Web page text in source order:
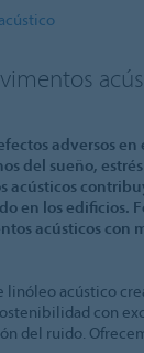
adversos en
del sueño,
acústicos
en los edificios.
acústicos con
linóleo acústico
con
del ruido.